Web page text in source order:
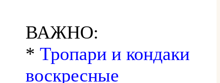
ВАЖНО:
* Тропари и кондаки
воскресные